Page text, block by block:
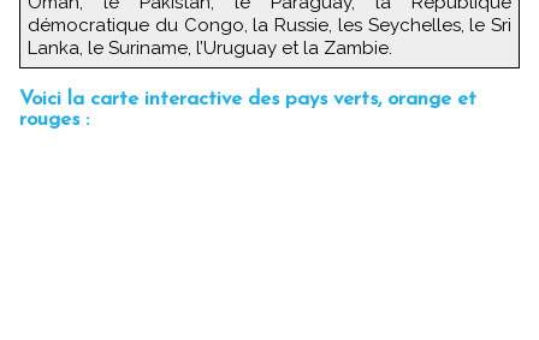
démocratique du Congo, la Russie, les Seychelles, le Sri
Lanka, le Suriname, l’Uruguay et la Zambie.
Voici la carte interactive des pays verts, orange et
rouges :